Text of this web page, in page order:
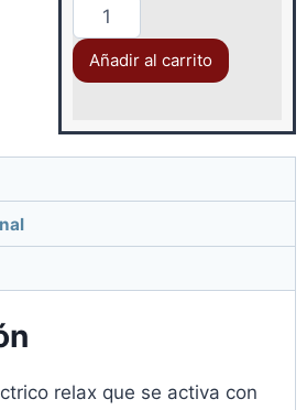
Añadir al carrito
relax que se activa con